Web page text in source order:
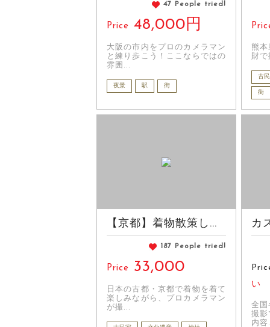
47 People tried!
Price 48,000円
大阪の市内をプロのカメラマン
と練り歩こう！ここならではの
雰囲...
夜景 駅 街
熊
財で
古
街
【京都】着物散策し...
187 People tried!
Price 33,000
日本の古都・京都で着物を着て
楽しみながら、プロカメラマン
が撮...
カ
い
全国
撮影
内容